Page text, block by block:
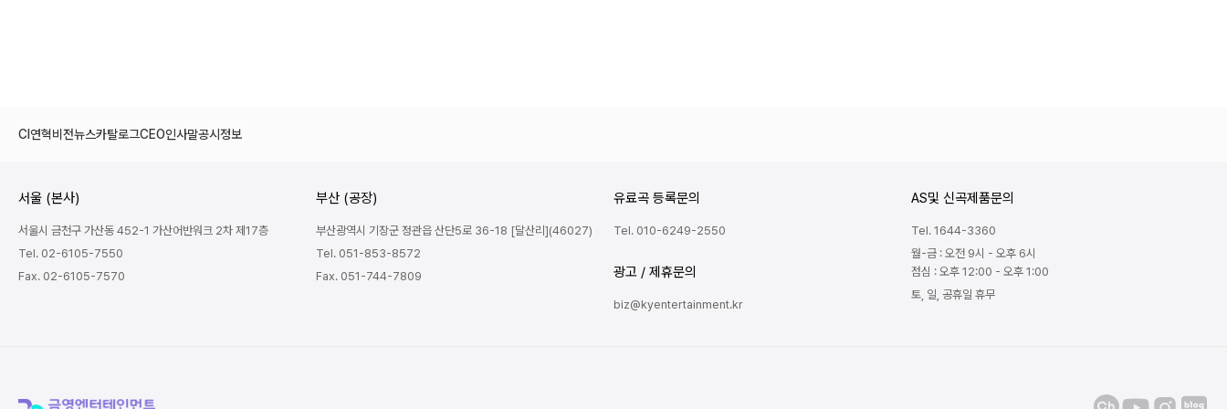
CI연혁비전뉴스카탈로그CEO인사말공시정보
서울 (본사)
서울시 금천구 가산동 452-1 가산어반워크 2차 제17층
Tel. 02-6105-7550
Fax. 02-6105-7570
부산 (공장)
부산광역시 기장군 정관읍 산단5로 36-18 [달산리](46027)
Tel. 051-853-8572
Fax. 051-744-7809
유료곡 등록문의
Tel. 010-6249-2550
광고 / 제휴문의
biz@kyentertainment.kr
AS및 신곡제품문의
Tel. 1644-3360
월-금 : 오전 9시 - 오후 6시
점심 : 오후 12:00 - 오후 1:00
토, 일, 공휴일 휴무